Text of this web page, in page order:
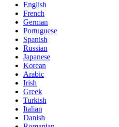
English
French
German
Portuguese
Spanish
Russian
Japanese
Korean
Arabic
Irish
Greek
Turkish
Italian
Danish